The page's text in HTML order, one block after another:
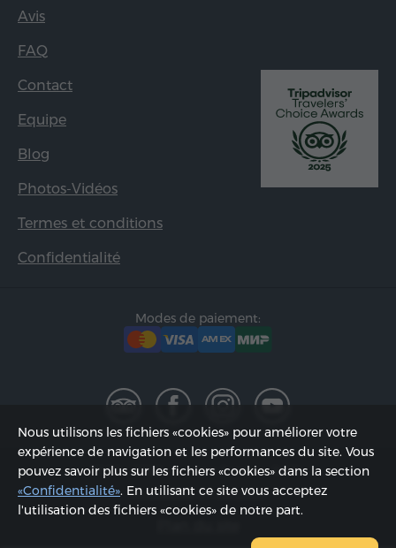
Avis
FAQ
Contact
Equipe
Blog
Photos-Vidéos
Termes et conditions
Confidentialité
Modes de paiement:
2002 - 2026, © «Hyur Service» SARL;
Actualisée 07.08.2026
Nous utilisons les fichiers «cookies» pour améliorer votre
expérience de navigation et les performances du site. Vous
pouvez savoir plus sur les fichiers «cookies» dans la section
«Confidentialité». En utilisant ce site vous acceptez
l'utilisation des fichiers «cookies» de notre part.